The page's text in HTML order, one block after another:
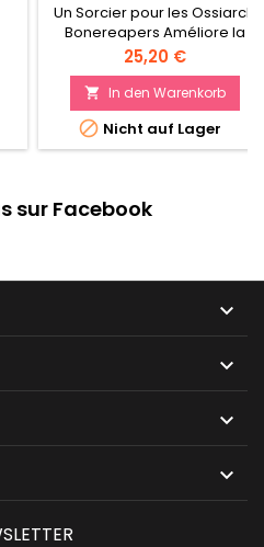
Un Sorcier pour les Ossiarch
Bonereapers Améliore la
précision des unités amies
Faites usage des pouvoirs
occultes qui émanent du
Trône Mortek
Preis
25,20 €
 In den Warenkorb
 Nicht auf Lager
sur Facebook



